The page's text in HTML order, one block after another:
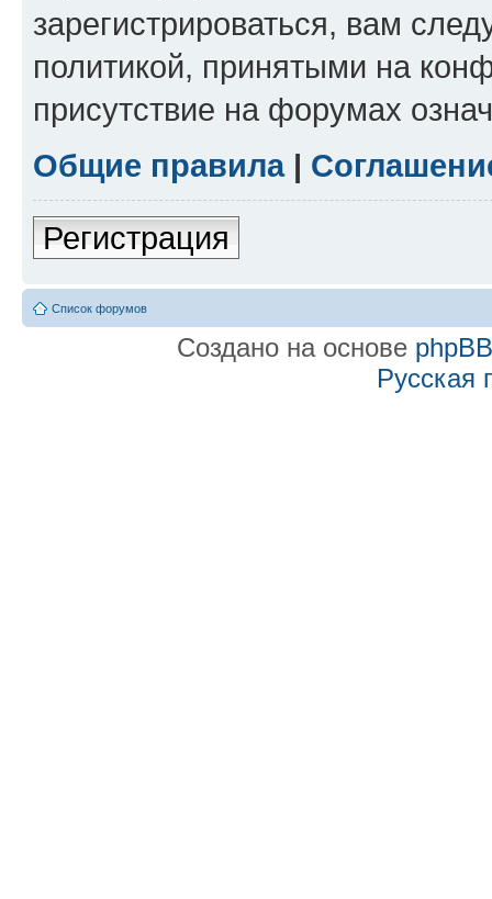
зарегистрироваться, вам
политикой, принятыми на
присутствие на форумах
Общие правила|
Регистрация
Список форумов
Создано на основе phpBB
Русская